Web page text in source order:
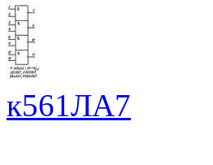
к561ЛА7